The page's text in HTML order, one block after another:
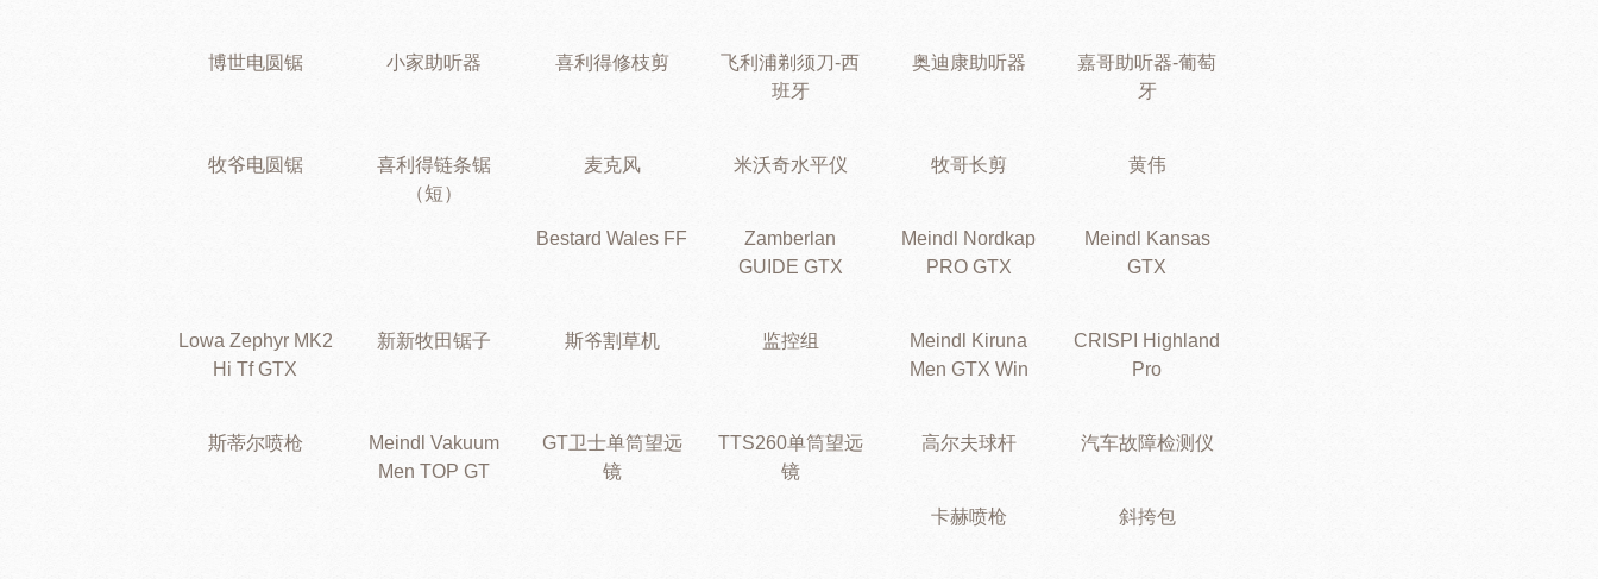
博世电圆锯 小家助听器 喜利得修枝剪
飞利浦剃须刀-西
班牙
奥迪康助听器
嘉哥助听器-葡萄
牙
牧爷电圆锯
喜利得链条锯
（短）
麦克风 米沃奇水平仪 牧哥长剪 黄伟
Bestard Wales FF
Zamberlan
GUIDE GTX
Meindl Nordkap
PRO GTX
Meindl Kansas
GTX
Lowa Zephyr MK2
Hi Tf GTX
新新牧田锯子 斯爷割草机 监控组
Meindl Kiruna
Men GTX Win
CRISPI Highland
Pro
斯蒂尔喷枪
Meindl Vakuum
Men TOP GT
GT卫士单筒望远
镜
TTS260单筒望远
镜
高尔夫球杆 汽车故障检测仪
卡赫喷枪 斜挎包